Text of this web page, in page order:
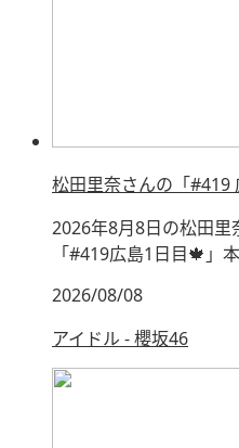
松田里奈さんの「#419
2026年8月8日の松田里
「#419広島1日目🍁」
2026/08/08
アイドル - 櫻坂46